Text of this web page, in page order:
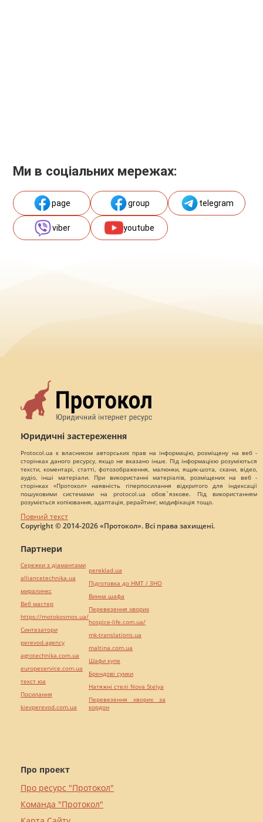
Ми в соціальних мережах:
page group telegram
viber youtube
Юридичні застереження
Protocol.ua є власником авторських прав на інформацію, розміщену на веб -
сторінках даного ресурсу, якщо не вказано інше. Під інформацією розуміються
тексти, коментарі, статті, фотозображення, малюнки, ящик-шота, скани, відео,
аудіо, інші матеріали. При використанні матеріалів, розміщених на веб -
сторінках «Протокол» наявність гіперпосилання відкритого для індексації
пошуковими системами на protocol.ua обов`язкове. Під використанням
розуміється копіювання, адаптація, рерайтинг, модифікація тощо.
Повний текст
Copyright © 2014-2026 «Протокол». Всі права захищені.
Про проект
Про ресурс "Протокол"
Команда "Протокол"
Партнери
Сережки з діамантами
alliancetechnika.ua
миралинкс
Веб мастер
https://motokosmos.ua/
Синтезатори
perevod.agency
agrotechnika.com.ua
europeservice.com.ua
текст юа
Посилання
kievperevod.com.ua
pereklad.ua
Підготовка до НМТ / ЗНО
Винна шафа
Перевезення хворих
hospice-life.com.ua/
mk-translations.ua
maltina.com.ua
Шафи купе
Брендові сумки
Натяжні стелі Nova Stelya
Перевезення хворих за
кордон